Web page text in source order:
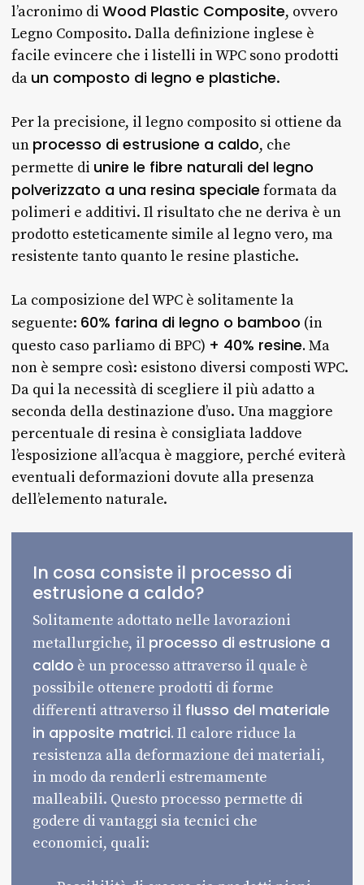
l’acronimo di Wood Plastic Composite, ovvero
Legno Composito. Dalla definizione inglese è
facile evincere che i listelli in WPC sono prodotti
da un composto di legno e plastiche.
Per la precisione, il legno composito si ottiene da
un processo di estrusione a caldo, che
permette di unire le fibre naturali del legno
polverizzato a una resina speciale formata da
polimeri e additivi. Il risultato che ne deriva è un
prodotto esteticamente simile al legno vero, ma
resistente tanto quanto le resine plastiche.
La composizione del WPC è solitamente la
seguente: 60% farina di legno o bamboo (in
questo caso parliamo di BPC) + 40% resine. Ma
non è sempre così: esistono diversi composti WPC.
Da qui la necessità di scegliere il più adatto a
seconda della destinazione d’uso. Una maggiore
percentuale di resina è consigliata laddove
l’esposizione all’acqua è maggiore, perché eviterà
eventuali deformazioni dovute alla presenza
dell’elemento naturale.
In cosa consiste il processo di
estrusione a caldo?
Solitamente adottato nelle lavorazioni
metallurgiche, il processo di estrusione a
caldo è un processo attraverso il quale è
possibile ottenere prodotti di forme
differenti attraverso il flusso del materiale
in apposite matrici. Il calore riduce la
resistenza alla deformazione dei materiali,
in modo da renderli estremamente
malleabili. Questo processo permette di
godere di vantaggi sia tecnici che
economici, quali: